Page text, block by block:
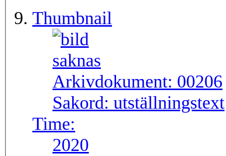
Thumbnail
Arkivdokument: 00206
Sakord: utställningstext
Time:
2020